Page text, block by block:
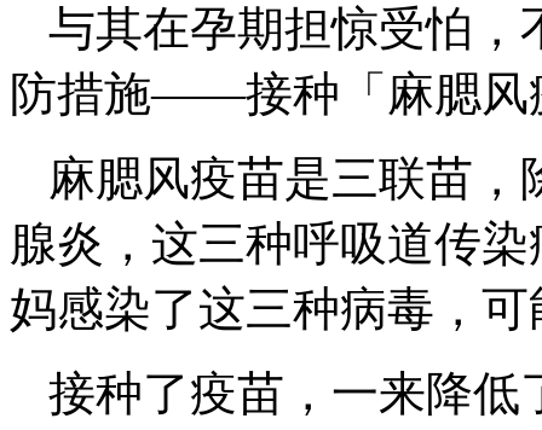
与其在孕期担惊受怕，
防措施——接种「麻腮风
麻腮风疫苗是三联苗
腺炎，这三种呼吸道传
妈感染了这三种病毒，
接种了疫苗，一来降低